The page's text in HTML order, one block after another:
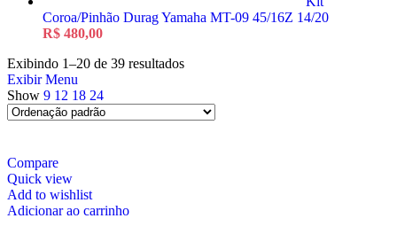
Coroa/Pinhão Durag Yamaha MT-09 45/16Z 14/20
R$ 480,00
Exibindo 1–20 de 39 resultados
Exibir Menu
Show 9 12 18 24
Compare
Quick view
Add to wishlist
Adicionar ao carrinho